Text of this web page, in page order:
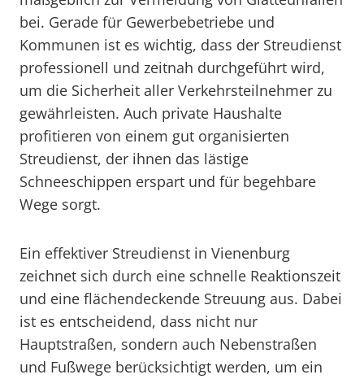
bei. Gerade für Gewerbebetriebe und
Kommunen ist es wichtig, dass der Streudienst
professionell und zeitnah durchgeführt wird,
um die Sicherheit aller Verkehrsteilnehmer zu
gewährleisten. Auch private Haushalte
profitieren von einem gut organisierten
Streudienst, der ihnen das lästige
Schneeschippen erspart und für begehbare
Wege sorgt.
Ein effektiver Streudienst in Vienenburg
zeichnet sich durch eine schnelle Reaktionszeit
und eine flächendeckende Streuung aus. Dabei
ist es entscheidend, dass nicht nur
Hauptstraßen, sondern auch Nebenstraßen
und Fußwege berücksichtigt werden, um ein